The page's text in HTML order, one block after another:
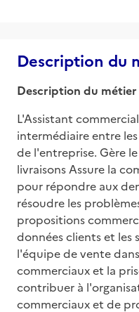
Description du
Description du métier
L'Assistant
intermédiaire entre
de l'entreprise. Gère
livraisons Assure la
pour répondre aux
résoudre les
propositions
données clients et les
l'équipe de vente
commerciaux et la
contribuer à
commerciaux et de